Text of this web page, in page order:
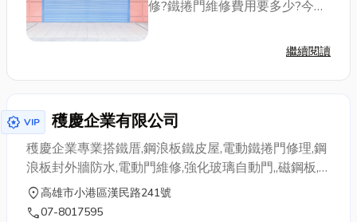
修?鐵捲門維修費用要多少?今天
捲門的冷知識，文末還會分享鐵
更多的話就別錯過！ 鐵捲門種
繼續閱讀
award_star VIP 穫慶企業有限公司
穫慶企業專業搭鐵厝,鋼浪板鐵皮屋,電動鐵捲門修理,鋼
浪板封外牆防水,電動門維修,強化玻璃自動門,,磁鋼板,
外牆二丁掛,塑鋼防熱板,屋頂散熱器,不銹鋼架,白鐵採光
罩的施工,設計,訂做,維修工程
location_on高雄市小港區漢民路241號
call07-8017595